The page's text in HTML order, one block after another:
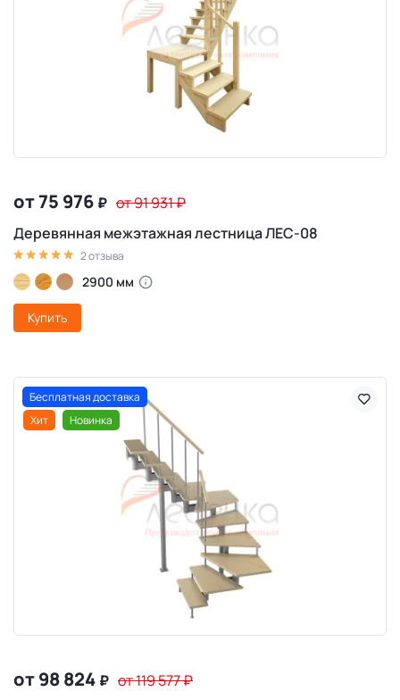
от 75 976 ₽ от 91 931₽
Деревянная межэтажная лестница ЛЕС-08
2 отзыва
2900 мм
Купить
Бесплатная доставка
Хит
Новинка
от 98 824 ₽ от 119 577₽